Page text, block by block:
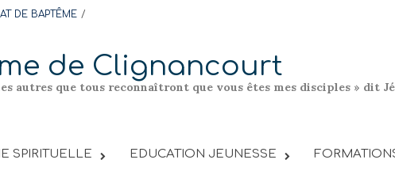
DE BAPTÊME
de Clignancourt
autres que tous reconnaîtront que vous êtes mes disciples » dit
SPIRITUELLE EDUCATION JEUNESSE